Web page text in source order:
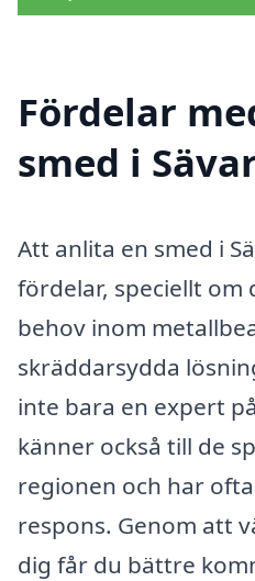
Fördelar
smed i
Att anlita en smed i
fördelar, speciellt om
behov inom
skräddarsydda
inte bara en expert
känner också till de
regionen och har
respons. Genom att
dig får du bättre